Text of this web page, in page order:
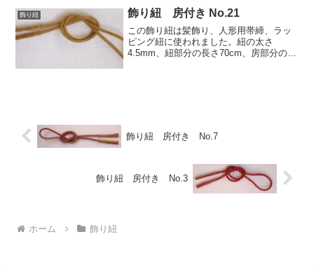
飾り紐 飾り紐 房付き No.21
この飾り紐は髪飾り、人形用帯締、ラッ
ピング紐に使われました。紐の太さ
4.5mm、紐部分の長さ70cm、房部分の長
飾り紐 房付き No.7
飾り紐 房付き No.3
ホーム 飾り紐